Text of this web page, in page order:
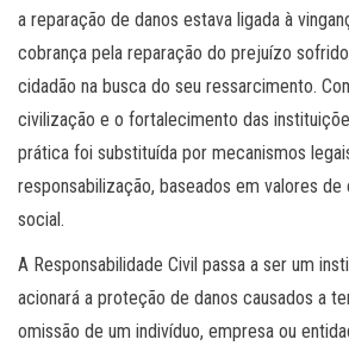
a reparação de danos estava ligada à
cobrança pela reparação do prejuízo
cidadão na busca do seu ressarcimento.
civilização e o fortalecimento das
prática foi substituída por mecanismos
responsabilização, baseados em valores
social.
A Responsabilidade Civil passa a ser um
acionará a proteção de danos causados a
omissão de um indivíduo, empresa ou